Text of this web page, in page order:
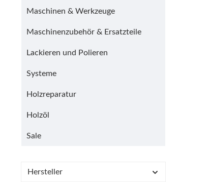
Maschinen & Werkzeuge
Maschinenzubehör & Ersatzteile
Lackieren und Polieren
Systeme
Holzreparatur
Holzöl
Sale
Hersteller